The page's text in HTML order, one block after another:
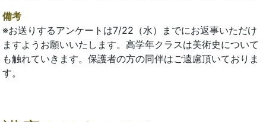
備考
※お送りするアンケートは7/22（水）までにお返事いただけ
ますようお願いいたします。高学年クラスは美術史について
も触れていきます。保護者の方の同伴はご遠慮頂いておりま
す。